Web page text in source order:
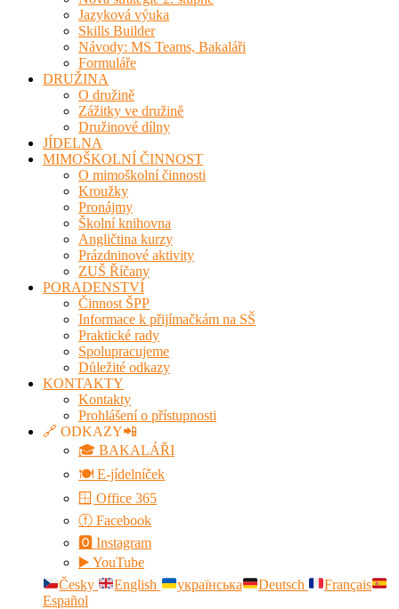
Jazyková výuka
Skills Builder
Návody: MS Teams, Bakaláři
Formuláře
DRUŽINA
O družině
Zážitky ve družině
Družinové dílny
JÍDELNA
MIMOŠKOLNÍ ČINNOST
O mimoškolní činnosti
Kroužky
Pronájmy
Školní knihovna
Angličtina kurzy
Prázdninové aktivity
ZUŠ Říčany
PORADENSTVÍ
Činnost ŠPP
Informace k přijímačkám na SŠ
Praktické rady
Spolupracujeme
Důležité odkazy
KONTAKTY
Kontakty
Prohlášení o přístupnosti
🔗 ODKAZY📲
🎓 BAKALÁŘI
🍽️ E-jídelníček
🪟 Office 365
ⓕ Facebook
🅾 Instagram
▶️ YouTube
Česky
English українська Deutsch
Français
Español